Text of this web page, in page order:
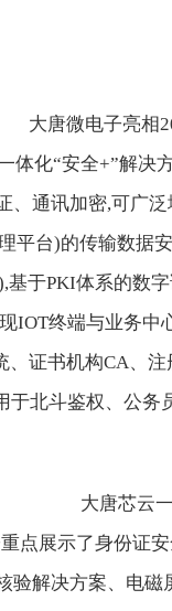
大唐微电子亮相
体化“安全+”解决
、通讯加密,可广
平台)的传输数据
基于PKI体系的数
IOT终端与业务
证书机构CA、
北斗鉴权、公务
大唐芯云
点展示了身份证
验解决方案、电